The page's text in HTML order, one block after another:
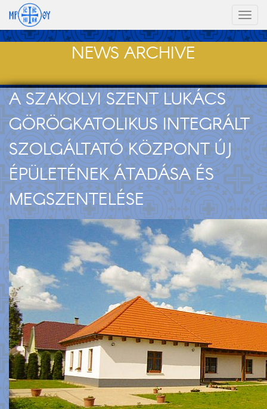
NEWS ARCHIVE
A SZAKOLYI SZENT LUKÁCS
GÖRÖGKATOLIKUS INTEGRÁLT
SZOLGÁLTATÓ KÖZPONT ÚJ
ÉPÜLETÉNEK ÁTADÁSA ÉS
MEGSZENTELÉSE